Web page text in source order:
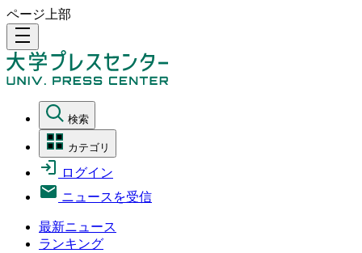
ページ上部
density_medium
検索
カテゴリ
ログイン
ニュースを受信
最新ニュース
ランキング